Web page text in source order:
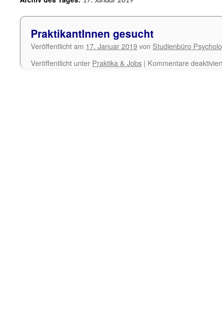
PraktikantInnen gesucht
Veröffentlicht am 17. Januar 2019von Studienbüro
Veröffentlicht unter Praktika & Jobs | Kommentare